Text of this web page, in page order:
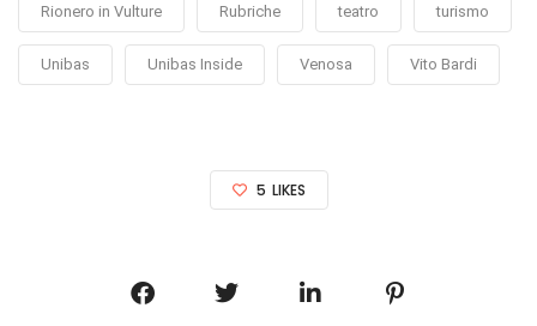
Rionero in Vulture Rubriche teatro turismo
Unibas Unibas Inside Venosa Vito Bardi
5 LIKES